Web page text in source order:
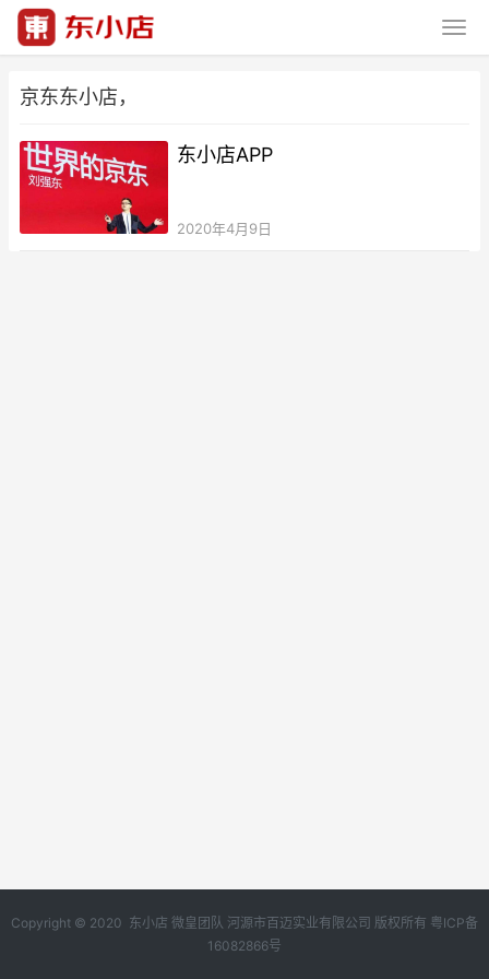
京东东小店，
东小店APP
2020年4月9日
Copyright © 2020 东小店 微皇团队 河源市百迈实业有限公司 版权所有 粤ICP备
16082866号